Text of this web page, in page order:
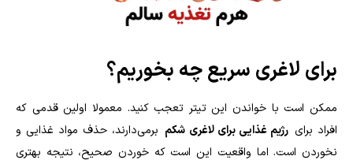
برای لاغری سریع چه بخوریم؟
ممکن است با خواندن این تیتر تعجب کنید. معمولا اولین قدمی که
افراد برای رژیم غذایی برای لاغری شکم برمی‌دارند، حذف مواد غذایی و
نخوردن است. اما واقعیت این است که خوردن صحیح، نتیجه بهتری